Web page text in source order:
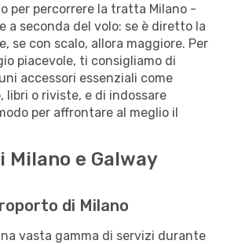
per percorrere la tratta Milano -
a seconda del volo: se è diretto la
se con scalo, allora maggiore. Per
piacevole, ti consigliamo di
accessori essenziali come
libri o riviste, e di indossare
per affrontare al meglio il
e Galway
di Milano
vasta gamma di servizi durante